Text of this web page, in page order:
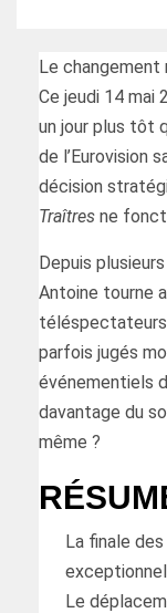
Le changement
Ce jeudi 14 mai
un jour plus tôt
de l’Eurovision
décision
Traîtres ne
Depuis
Antoine tourne
téléspectateurs
parfois jugés
événementiels
davantage du
même ?
La finale des
Le